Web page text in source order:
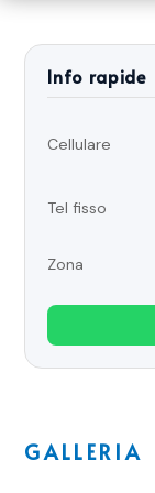
Info rapide
Cellulare
Tel fisso
Zona
GALLERIA